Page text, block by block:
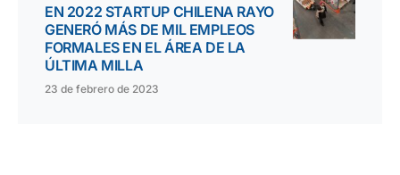
EN 2022 STARTUP CHILENA RAYO
GENERÓ MÁS DE MIL EMPLEOS
FORMALES EN EL ÁREA DE LA
ÚLTIMA MILLA
23 de febrero de 2023